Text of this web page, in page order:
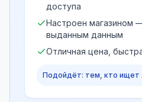
доступа
Настроен магазином
выданным данным
Отличная цена,
Подойдёт: тем, кто ищет